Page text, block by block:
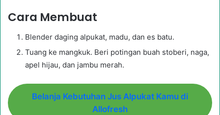
Cara Membuat
Blender daging alpukat, madu, dan es batu.
Tuang ke mangkuk. Beri potingan buah stoberi, naga,
apel hijau, dan jambu merah.
Belanja Kebutuhan Jus Alpukat Kamu di
Allofresh